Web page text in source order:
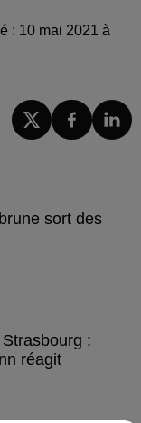
: 10 mai 2021 à
sort des
:
réagit